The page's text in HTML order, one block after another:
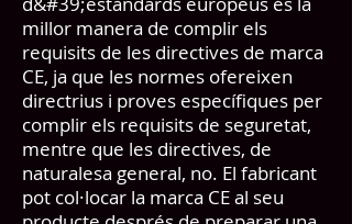
millor manera de complir els
requisits de les directives de marca
CE, ja que les normes ofereixen
directrius i proves específiques per
complir els requisits de seguretat,
mentre que les directives, de
naturalesa general, no. El fabricant
pot col·locar la marca CE al seu